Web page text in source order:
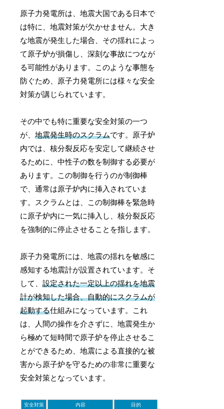
原子力発電所は、地震大国である日本で
は特に、地震対策が欠かせません。大き
な地震が発生した場合、その揺れによっ
て原子炉が損傷し、深刻な事故につなが
る可能性があります。このような事態を
防ぐため、原子力発電所には様々な安全
対策が講じられています。
その中でも特に重要な安全対策の一つ
が、地震発生時のスクラムです。原子炉
内では、核分裂反応を安定して継続させ
るために、中性子の数を制御する必要が
あります。この制御を行うのが制御棒
で、通常は原子炉内に挿入されていま
す。スクラムとは、この制御棒を緊急時
に原子炉内に一気に挿入し、核分裂反応
を強制的に停止させることを指します。
原子力発電所には、地震の揺れを敏感に
感知する地震計が設置されています。そ
して、設定された一定以上の揺れを地震
計が検知した場合、自動的にスクラムが
起動する仕組みになっています。これ
は、人間の操作を介さずに、地震発生か
ら極めて短時間で原子炉を停止させるこ
とができるため、地震による直接的な被
害から原子炉を守るための非常に重要な
安全対策となっています。
安全対策 内容 目的